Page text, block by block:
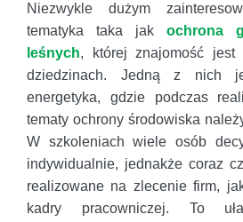
Niezwykle dużym
tematyka taka jak ochrona
leśnych, której znajomość jest
dziedzinach. Jedną z nich
energetyka, gdzie podczas
tematy ochrony środowiska
W szkoleniach wiele osób
indywidualnie, jednakże coraz
realizowane na zlecenie firm,
kadry pracowniczej. To